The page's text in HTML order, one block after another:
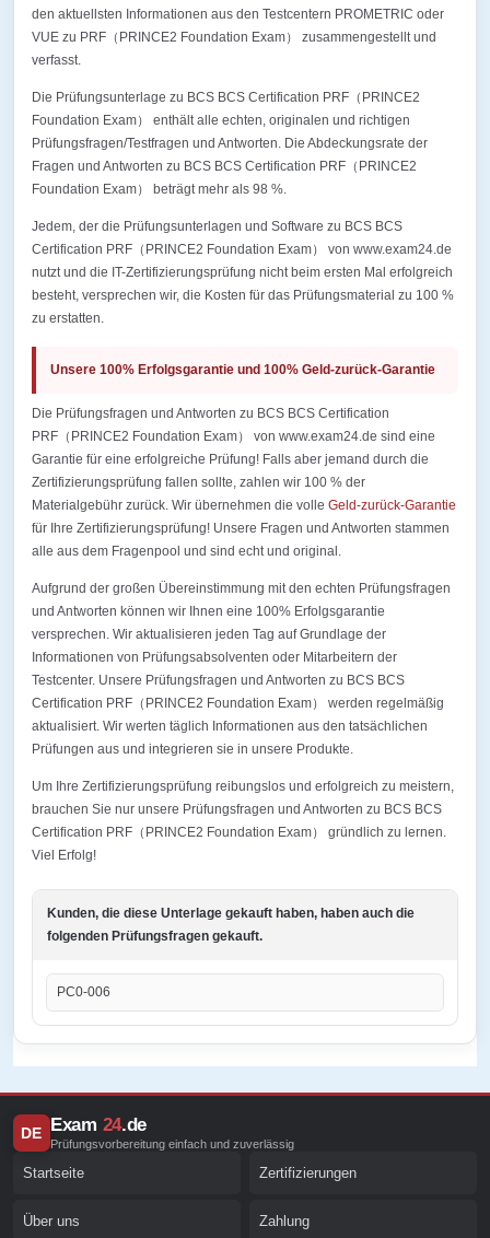
den aktuellsten Informationen aus den Testcentern PROMETRIC oder
VUE zu PRF（PRINCE2 Foundation Exam） zusammengestellt und
verfasst.
Die Prüfungsunterlage zu BCS BCS Certification PRF（PRINCE2
Foundation Exam） enthält alle echten, originalen und richtigen
Prüfungsfragen/Testfragen und Antworten. Die Abdeckungsrate der
Fragen und Antworten zu BCS BCS Certification PRF（PRINCE2
Foundation Exam） beträgt mehr als 98 %.
Jedem, der die Prüfungsunterlagen und Software zu BCS BCS
Certification PRF（PRINCE2 Foundation Exam） von www.exam24.de
nutzt und die IT-Zertifizierungsprüfung nicht beim ersten Mal erfolgreich
besteht, versprechen wir, die Kosten für das Prüfungsmaterial zu 100 %
zu erstatten.
Unsere 100% Erfolgsgarantie und 100% Geld-zurück-Garantie
Die Prüfungsfragen und Antworten zu BCS BCS Certification
PRF（PRINCE2 Foundation Exam） von www.exam24.de sind eine
Garantie für eine erfolgreiche Prüfung! Falls aber jemand durch die
Zertifizierungsprüfung fallen sollte, zahlen wir 100 % der
Materialgebühr zurück. Wir übernehmen die volle Geld-zurück-Garantie
für Ihre Zertifizierungsprüfung! Unsere Fragen und Antworten stammen
alle aus dem Fragenpool und sind echt und original.
Aufgrund der großen Übereinstimmung mit den echten Prüfungsfragen
und Antworten können wir Ihnen eine 100% Erfolgsgarantie
versprechen. Wir aktualisieren jeden Tag auf Grundlage der
Informationen von Prüfungsabsolventen oder Mitarbeitern der
Testcenter. Unsere Prüfungsfragen und Antworten zu BCS BCS
Certification PRF（PRINCE2 Foundation Exam） werden regelmäßig
aktualisiert. Wir werten täglich Informationen aus den tatsächlichen
Prüfungen aus und integrieren sie in unsere Produkte.
Um Ihre Zertifizierungsprüfung reibungslos und erfolgreich zu meistern,
brauchen Sie nur unsere Prüfungsfragen und Antworten zu BCS BCS
Certification PRF（PRINCE2 Foundation Exam） gründlich zu lernen.
Viel Erfolg!
Kunden, die diese Unterlage gekauft haben, haben auch die
folgenden Prüfungsfragen gekauft.
PC0-006
DE Exam 24.de
Prüfungsvorbereitung einfach und zuverlässig
Startseite Zertifizierungen
Über uns Zahlung